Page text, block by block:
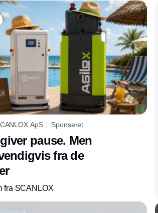
ApS Sponseret
pause. Men
fra de
fra SCANLOX